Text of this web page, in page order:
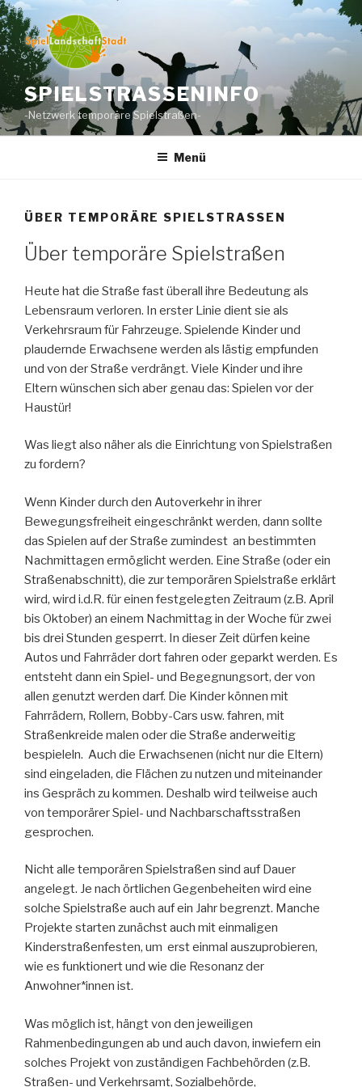
Zum
Inhalt
springen
SPIELSTRASSENINFO
-Netzwerk temporäre Spielstraßen-
Menü
ÜBER TEMPORÄRE SPIELSTRASSEN
Über temporäre Spielstraßen
Heute hat die Straße fast überall ihre Bedeutung als
Lebensraum verloren. In erster Linie dient sie als
Verkehrsraum für Fahrzeuge. Spielende Kinder und
plaudernde Erwachsene werden als lästig empfunden
und von der Straße verdrängt. Viele Kinder und ihre
Eltern wünschen sich aber genau das: Spielen vor der
Haustür!
Was liegt also näher als die Einrichtung von Spielstraßen
zu fordern?
Wenn Kinder durch den Autoverkehr in ihrer
Bewegungsfreiheit eingeschränkt werden, dann sollte
das Spielen auf der Straße zumindest an bestimmten
Nachmittagen ermöglicht werden. Eine Straße (oder ein
Straßenabschnitt), die zur temporären Spielstraße erklärt
wird, wird i.d.R. für einen festgelegten Zeitraum (z.B. April
bis Oktober) an einem Nachmittag in der Woche für zwei
bis drei Stunden gesperrt. In dieser Zeit dürfen keine
Autos und Fahrräder dort fahren oder geparkt werden. Es
entsteht dann ein Spiel- und Begegnungsort, der von
allen genutzt werden darf. Die Kinder können mit
Fahrrädern, Rollern, Bobby-Cars usw. fahren, mit
Straßenkreide malen oder die Straße anderweitig
bespieleln. Auch die Erwachsenen (nicht nur die Eltern)
sind eingeladen, die Flächen zu nutzen und miteinander
ins Gespräch zu kommen. Deshalb wird teilweise auch
von temporärer Spiel- und Nachbarschaftsstraßen
gesprochen.
Nicht alle temporären Spielstraßen sind auf Dauer
angelegt. Je nach örtlichen Gegenbeheiten wird eine
solche Spielstraße auch auf ein Jahr begrenzt. Manche
Projekte starten zunächst auch mit einmaligen
Kinderstraßenfesten, um erst einmal auszuprobieren,
wie es funktionert und wie die Resonanz der
Anwohner*innen ist.
Was möglich ist, hängt von den jeweiligen
Rahmenbedingungen ab und auch davon, inwiefern ein
solches Projekt von zuständigen Fachbehörden (z.B.
Straßen- und Verkehrsamt, Sozialbehörde,